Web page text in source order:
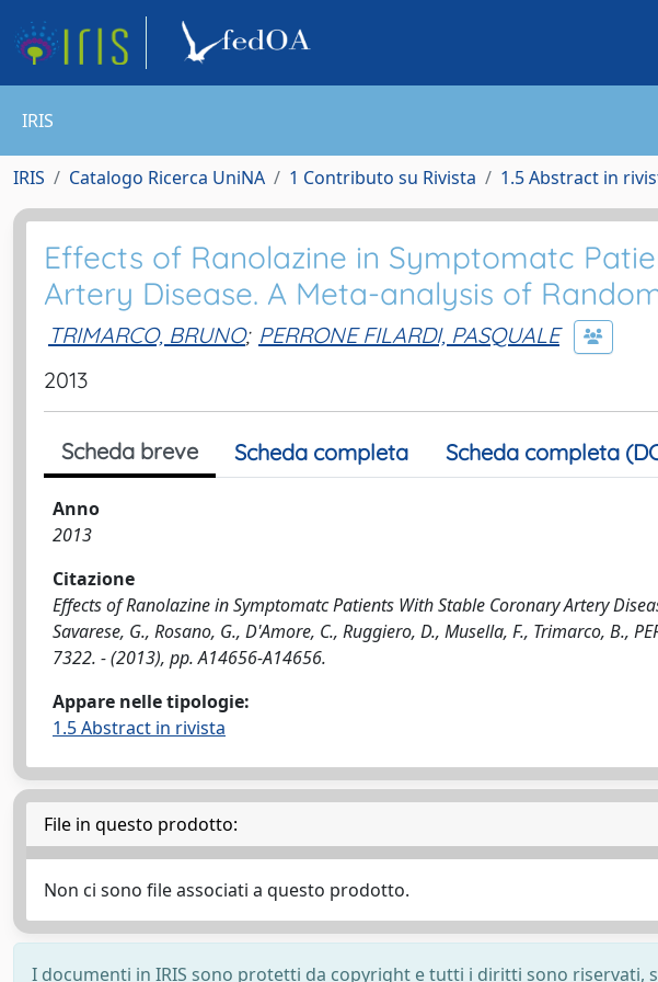
IRIS
IRIS Catalogo Ricerca UniNA 1 Contributo su Rivista 1.5 Abstract in
Effects of Ranolazine in Symptomatc
Artery Disease. A Meta-analysis of
TRIMARCO, BRUNO; PERRONE FILARDI, PASQUALE
2013
Scheda breve Scheda completa Scheda completa
Anno
2013
Citazione
Effects of Ranolazine in Symptomatc Patients With Stable Coronary Artery
Savarese, G., Rosano, G., D'Amore, C., Ruggiero, D., Musella, F., Trimarco, B.,
7322. - (2013), pp. A14656-A14656.
Appare nelle tipologie:
1.5 Abstract in rivista
File in questo prodotto:
Non ci sono file associati a questo prodotto.
I documenti in IRIS sono protetti da copyright e tutti i diritti sono riservati,